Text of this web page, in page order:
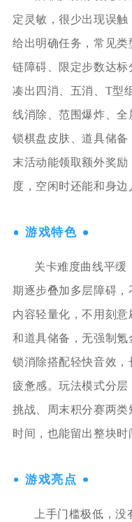
定灵敏，很少出现误
给出明确任务，常见
链障碍、限定步数达
凑出四消、五消、T型
线消除、范围爆炸、
锁棋盘皮肤、道具储
末活动能领取额外奖
度，空闲时还能和身边
游戏特色
关卡难度曲线平缓
期逐步叠加多层障碍
内容轻量化，不用刻
和道具储备，无强制
锁消除搭配轻快音效
疲惫感。玩法模式分
挑战、周末积分赛两
时间，也能留出整块时
游戏亮点
上手门槛极低，